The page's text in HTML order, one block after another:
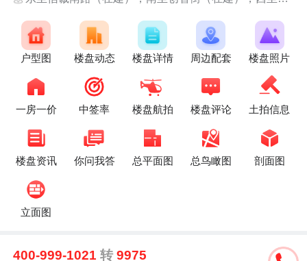
户型图 楼盘动态 楼盘详情 周边配套 楼盘照片
一房一价 中签率 楼盘航拍 楼盘评论 土拍信息
楼盘资讯 你问我答 总平面图 总鸟瞰图 剖面图
立面图
400-999-1021转 9975